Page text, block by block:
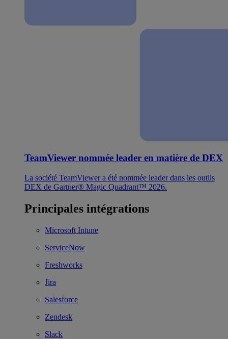
TeamViewer nommée leader en matière de DEX
La société TeamViewer a été nommée leader dans les outils
DEX de Gartner® Magic Quadrant™ 2026.
Principales intégrations
Microsoft Intune
ServiceNow
Freshworks
Jira
Salesforce
Zendesk
Slack